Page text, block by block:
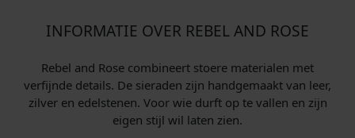
INFORMATIE OVER REBEL AND ROSE
Rebel and Rose combineert stoere materialen met
verfijnde details. De sieraden zijn handgemaakt van leer,
zilver en edelstenen. Voor wie durft op te vallen en zijn
eigen stijl wil laten zien.